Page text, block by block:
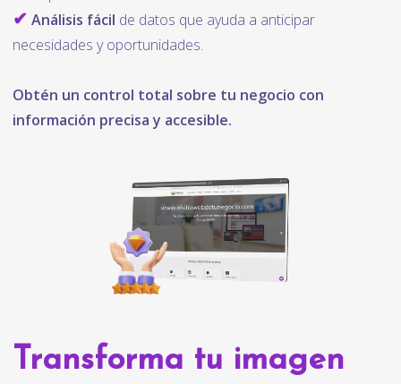
✔ Análisis fácil de datos que ayuda a anticipar
necesidades y oportunidades.
Obtén un control total sobre tu negocio con
información precisa y accesible.
Transforma tu imagen